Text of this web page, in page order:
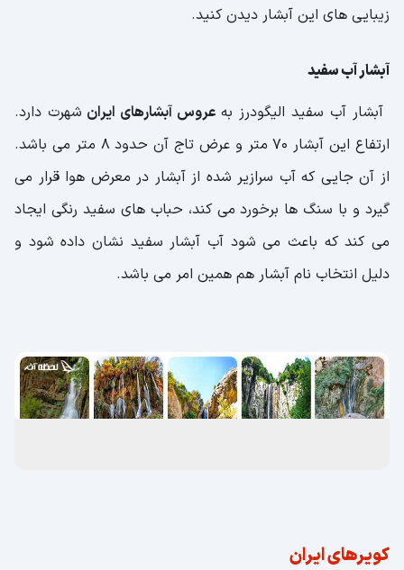
زیبایی های این آبشار دیدن کنید.
آبشار آب سفید
آبشار آب سفید الیگودرز به عروس آبشارهای ایران شهرت دارد.
ارتفاع این آبشار 70 متر و عرض تاج آن حدود 8 متر می باشد.
از آن جایی که آب سرازیر شده از آبشار در معرض هوا قرار می
گیرد و با سنگ ها برخورد می کند، حباب های سفید رنگی ایجاد
می کند که باعث می شود آب آبشار سفید نشان داده شود و
دلیل انتخاب نام آبشار هم همین امر می باشد.
کویرهای ایران